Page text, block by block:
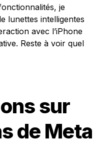
je
lunettes intelligentes
avec l’iPhone
Reste à voir quel
sur
de Meta